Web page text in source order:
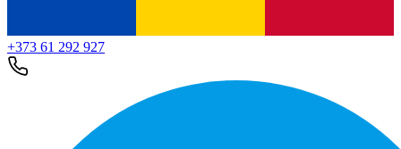
+373 61 292 927